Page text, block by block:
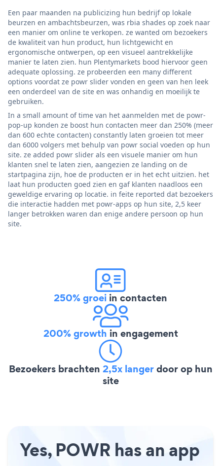
Een paar maanden na publicizing hun bedrijf op lokale
beurzen en ambachtsbeurzen, was rbia shades op zoek naar
een manier om online te verkopen. ze wanted om bezoekers
de kwaliteit van hun product, hun lichtgewicht en
ergonomische ontwerpen, op een visueel aantrekkelijke
manier te laten zien. hun Plentymarkets bood hiervoor geen
adequate oplossing. ze probeerden een many different
options voordat ze powr slider vonden en geen van hen leek
een onderdeel van de site en was onhandig en moeilijk te
gebruiken.
In a small amount of time van het aanmelden met de powr-
pop-up konden ze boost hun contacten meer dan 250% (meer
dan 600 echte contacten) constantly laten groeien tot meer
dan 6000 volgers met behulp van powr social voeden op hun
site. ze added powr slider als een visuele manier om hun
klanten snel te laten zien, aangezien ze landing on de
startpagina zijn, hoe de producten er in het echt uitzien. het
laat hun producten goed zien en gaf klanten naadloos een
geweldige ervaring op locatie. in feite reported dat bezoekers
die interactie hadden met powr-apps op hun site, 2,5 keer
langer betrokken waren dan enige andere persoon op hun
site.
250% groei in contacten
200% growth in engagement
Bezoekers brachten 2,5x langerdoor op hun
site
Yes, POWR has an app